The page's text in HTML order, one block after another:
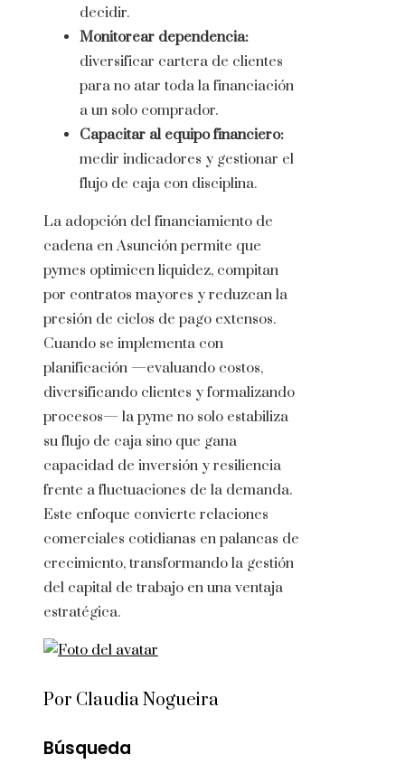
decidir.
Monitorear dependencia:
diversificar cartera de clientes
para no atar toda la financiación
a un solo comprador.
Capacitar al equipo financiero:
medir indicadores y gestionar el
flujo de caja con disciplina.
La adopción del financiamiento de
cadena en Asunción permite que
pymes optimicen liquidez, compitan
por contratos mayores y reduzcan la
presión de ciclos de pago extensos.
Cuando se implementa con
planificación —evaluando costos,
diversificando clientes y formalizando
procesos— la pyme no solo estabiliza
su flujo de caja sino que gana
capacidad de inversión y resiliencia
frente a fluctuaciones de la demanda.
Este enfoque convierte relaciones
comerciales cotidianas en palancas de
crecimiento, transformando la gestión
del capital de trabajo en una ventaja
estratégica.
Por Claudia Nogueira
Búsqueda